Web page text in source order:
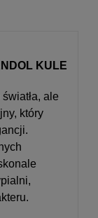
KULE
ale
który